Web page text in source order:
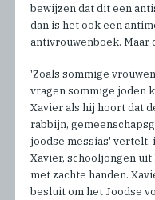
bewijzen dat dit een
dan is het ook een
antivrouwenboek. Maar
'Zoals sommige
vragen sommige joden
Xavier als hij hoort dat
rabbijn,
joodse messias' vertelt,
Xavier, schooljongen uit
met zachte handen.
besluit om het Joodse